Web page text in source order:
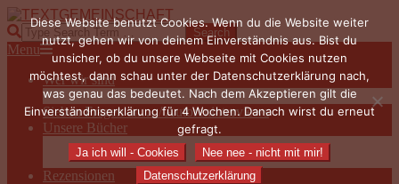
Skip
to
content
TEXTGEMEINSCHAFT
Search
Primary
Navigation
Menu
Menu
Wer wir sind
Die Hauptakteurinnen
Sieben Fragen an… / Autoreninterviews
Unsere Bücher
Autorenservices
Autorenprofile
Rezensionen
Diese Website benutzt Cookies. Wenn du die Website weiter
nutzt, gehen wir von deinem Einverständnis aus. Bist du
unsicher, ob du unsere Webseite mit Cookies nutzen
möchtest, dann schau unter der Datenschutzerklärung nach,
was genau das bedeutet. Nach dem Akzeptieren gilt die
Einverständniserklärung für 4 Wochen. Danach wirst du erneut
gefragt.
Ja ich will - Cookies
Nee nee - nicht mit mir!
Datenschutzerklärung